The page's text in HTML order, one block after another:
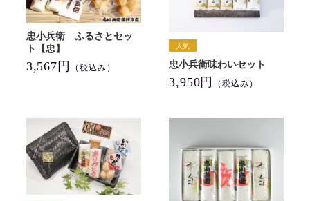
忠小兵衛 ふるさとセッ
ト【忠】
3,567円 （税込み） 忠小兵衛味わいセット
3,950円 （税込み）